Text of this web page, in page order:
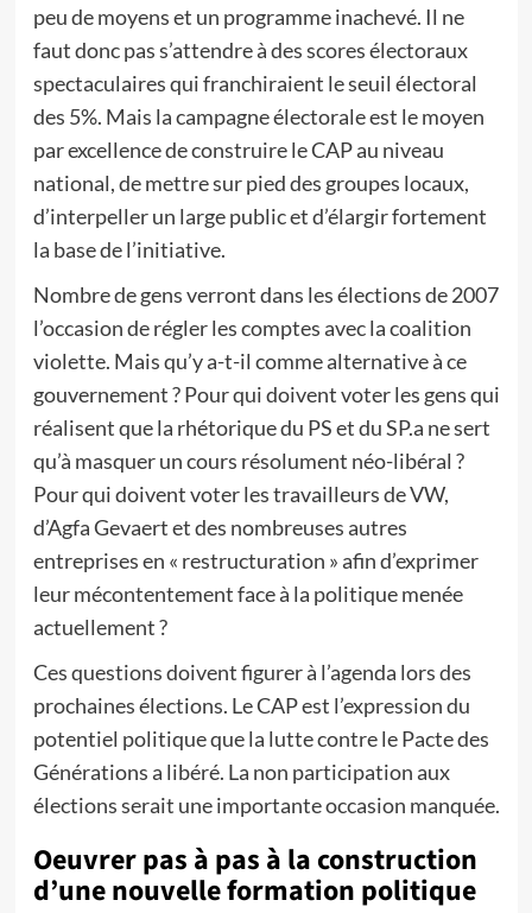
peu de moyens et un programme inachevé. Il ne
faut donc pas s’attendre à des scores électoraux
spectaculaires qui franchiraient le seuil électoral
des 5%. Mais la campagne électorale est le moyen
par excellence de construire le CAP au niveau
national, de mettre sur pied des groupes locaux,
d’interpeller un large public et d’élargir fortement
la base de l’initiative.
Nombre de gens verront dans les élections de 2007
l’occasion de régler les comptes avec la coalition
violette. Mais qu’y a-t-il comme alternative à ce
gouvernement ? Pour qui doivent voter les gens qui
réalisent que la rhétorique du PS et du SP.a ne sert
qu’à masquer un cours résolument néo-libéral ?
Pour qui doivent voter les travailleurs de VW,
d’Agfa Gevaert et des nombreuses autres
entreprises en « restructuration » afin d’exprimer
leur mécontentement face à la politique menée
actuellement ?
Ces questions doivent figurer à l’agenda lors des
prochaines élections. Le CAP est l’expression du
potentiel politique que la lutte contre le Pacte des
Générations a libéré. La non participation aux
élections serait une importante occasion manquée.
Oeuvrer pas à pas à la construction
d’une nouvelle formation politique